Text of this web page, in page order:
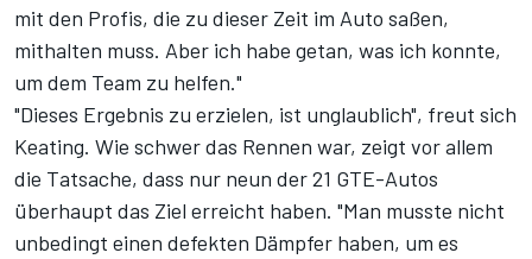
mit den Profis, die zu dieser Zeit im Auto saßen,
mithalten muss. Aber ich habe getan, was ich konnte,
um dem Team zu helfen."
"Dieses Ergebnis zu erzielen, ist unglaublich", freut sich
Keating. Wie schwer das Rennen war, zeigt vor allem
die Tatsache, dass nur neun der 21 GTE-Autos
überhaupt das Ziel erreicht haben. "Man musste nicht
unbedingt einen defekten Dämpfer haben, um es